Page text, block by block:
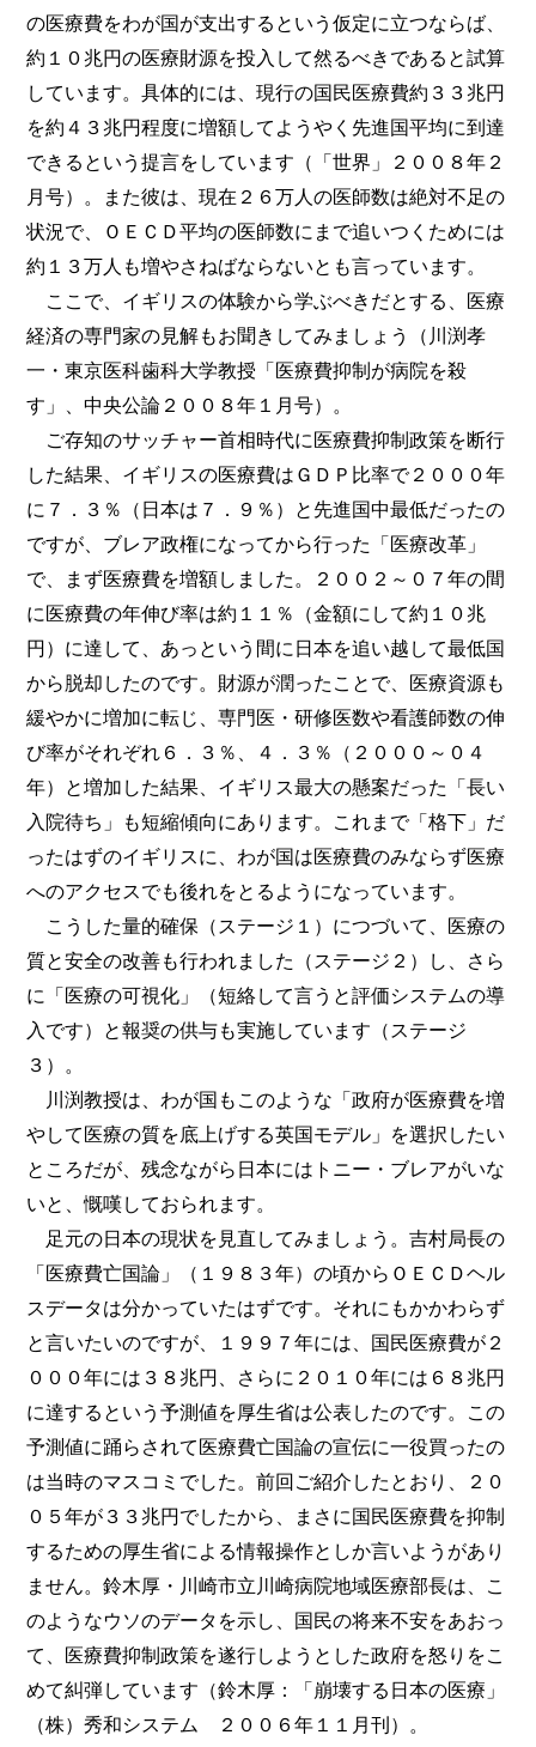
の医療費をわが国が支出するという仮定に立つならば、
約１０兆円の医療財源を投入して然るべきであると試算
しています。具体的には、現行の国民医療費約３３兆円
を約４３兆円程度に増額してようやく先進国平均に到達
できるという提言をしています（「世界」２００８年２
月号）。また彼は、現在２６万人の医師数は絶対不足の
状況で、ＯＥＣＤ平均の医師数にまで追いつくためには
約１３万人も増やさねばならないとも言っています。
ここで、イギリスの体験から学ぶべきだとする、医療
経済の専門家の見解もお聞きしてみましょう（川渕孝
一・東京医科歯科大学教授「医療費抑制が病院を殺
す」、中央公論２００８年１月号）。
ご存知のサッチャー首相時代に医療費抑制政策を断行
した結果、イギリスの医療費はＧＤＰ比率で２０００年
に７．３％（日本は７．９％）と先進国中最低だったの
ですが、ブレア政権になってから行った「医療改革」
で、まず医療費を増額しました。２００２～０７年の間
に医療費の年伸び率は約１１％（金額にして約１０兆
円）に達して、あっという間に日本を追い越して最低国
から脱却したのです。財源が潤ったことで、医療資源も
緩やかに増加に転じ、専門医・研修医数や看護師数の伸
び率がそれぞれ６．３％、４．３％（２０００～０４
年）と増加した結果、イギリス最大の懸案だった「長い
入院待ち」も短縮傾向にあります。これまで「格下」だ
ったはずのイギリスに、わが国は医療費のみならず医療
へのアクセスでも後れをとるようになっています。
こうした量的確保（ステージ１）につづいて、医療の
質と安全の改善も行われました（ステージ２）し、さら
に「医療の可視化」（短絡して言うと評価システムの導
入です）と報奨の供与も実施しています（ステージ
３）。
川渕教授は、わが国もこのような「政府が医療費を増
やして医療の質を底上げする英国モデル」を選択したい
ところだが、残念ながら日本にはトニー・ブレアがいな
いと、慨嘆しておられます。
足元の日本の現状を見直してみましょう。吉村局長の
「医療費亡国論」（１９８３年）の頃からＯＥＣＤヘル
スデータは分かっていたはずです。それにもかかわらず
と言いたいのですが、１９９７年には、国民医療費が２
０００年には３８兆円、さらに２０１０年には６８兆円
に達するという予測値を厚生省は公表したのです。この
予測値に踊らされて医療費亡国論の宣伝に一役買ったの
は当時のマスコミでした。前回ご紹介したとおり、２０
０５年が３３兆円でしたから、まさに国民医療費を抑制
するための厚生省による情報操作としか言いようがあり
ません。鈴木厚・川崎市立川崎病院地域医療部長は、こ
のようなウソのデータを示し、国民の将来不安をあおっ
て、医療費抑制政策を遂行しようとした政府を怒りをこ
めて糾弾しています（鈴木厚：「崩壊する日本の医療」
（株）秀和システム ２００６年１１月刊）。